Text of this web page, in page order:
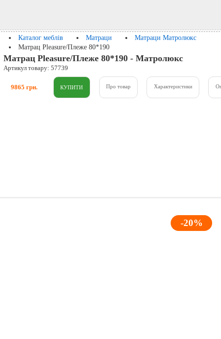
Каталог меблів Матраци
Матраци Матролюкс
Матрац Pleasure/Плеже 80*190
Матрац Pleasure/Плеже 80*190 - Матролюкс
Артикул товару: 57739
9865 грн. Про товар Характеристики
-20%